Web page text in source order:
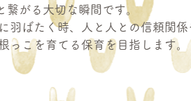
繋がる大切な瞬間です。
羽ばたく時、人と人との信頼関
っこを育てる保育を目指します。